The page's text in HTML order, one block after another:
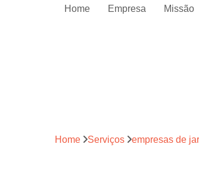
Home Empresa Missão
Home Serviços empresas de